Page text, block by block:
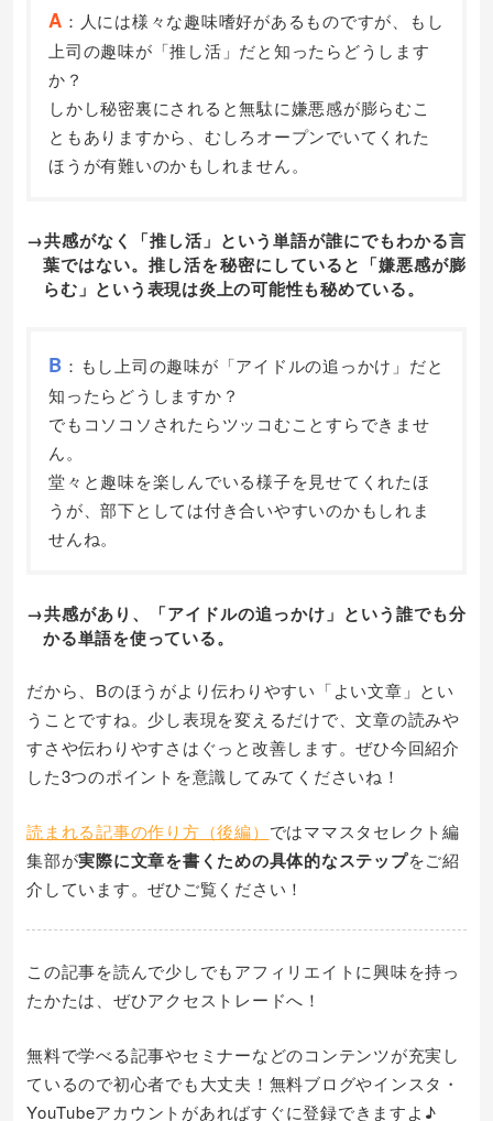
A ：人には様々な趣味嗜好があるものですが、もし
上司の趣味が「推し活」だと知ったらどうします
か？
しかし秘密裏にされると無駄に嫌悪感が膨らむこ
ともありますから、むしろオープンでいてくれた
ほうが有難いのかもしれません。
→共感がなく「推し活」という単語が誰にでもわかる言
葉ではない。推し活を秘密にしていると「嫌悪感が膨
らむ」という表現は炎上の可能性も秘めている。
B ：もし上司の趣味が「アイドルの追っかけ」だと
知ったらどうしますか？
でもコソコソされたらツッコむことすらできませ
ん。
堂々と趣味を楽しんでいる様子を見せてくれたほ
うが、部下としては付き合いやすいのかもしれま
せんね。
→共感があり、「アイドルの追っかけ」という誰でも分
かる単語を使っている。
だから、Bのほうがより伝わりやすい「よい文章」とい
うことですね。少し表現を変えるだけで、文章の読みや
すさや伝わりやすさはぐっと改善します。ぜひ今回紹介
した3つのポイントを意識してみてくださいね！
読まれる記事の作り方（後編） ではママスタセレクト編
集部が実際に文章を書くための具体的なステップをご紹
介しています。ぜひご覧ください！
この記事を読んで少しでもアフィリエイトに興味を持っ
たかたは、ぜひアクセストレードへ！
無料で学べる記事やセミナーなどのコンテンツが充実し
ているので初心者でも大丈夫！無料ブログやインスタ・
YouTubeアカウントがあればすぐに登録できますよ♪